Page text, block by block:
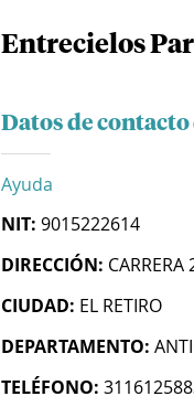
Entrecielos
Datos de contacto
Ayuda
NIT: 9015222614
DIRECCIÓN:
CIUDAD: EL RETIRO
DEPARTAMENTO:
TELÉFONO: